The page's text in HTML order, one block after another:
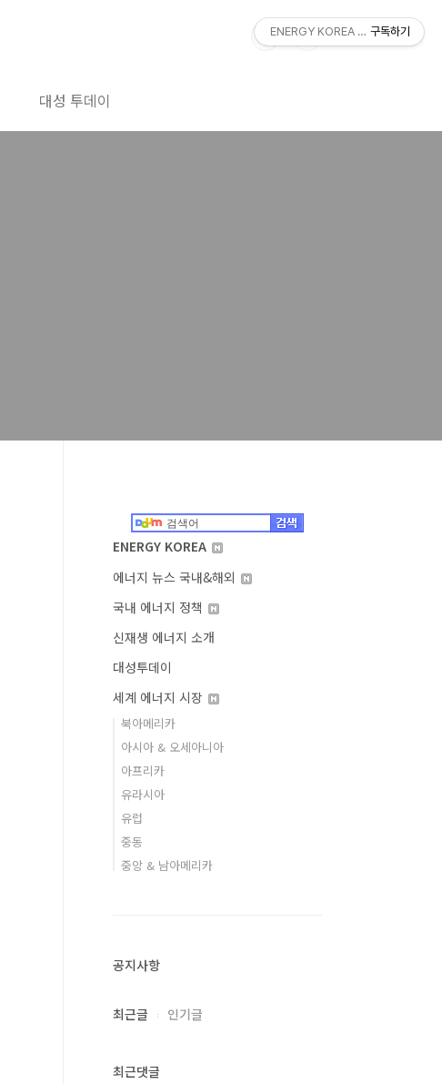
대성 투데이
ENERGY KOREA
에너지 뉴스 국내&해외
국내 에너지 정책
신재생 에너지 소개
대성투데이
세계 에너지 시장
북아메리카
아시아 & 오세아니아
아프리카
유라시아
유럽
중동
중앙 & 남아메리카
공지사항
최근글 인기글
최근댓글
ENERGY KOREA With DAESUNG
구독하기